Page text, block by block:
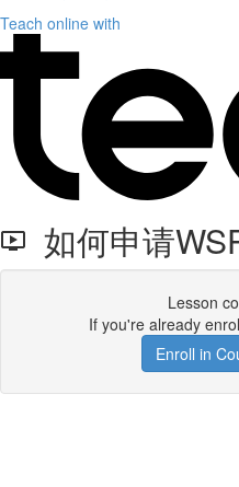
Teach online with
如何申请
Lesson
If you're already
Enroll in